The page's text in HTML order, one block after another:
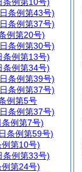
条例第43号)
条例第37号)
例第20号)
条例第30号)
条例第13号)
条例第34号)
条例第39号)
条例第37号)
例第5号
条例第37号)
例第7号)
条例第59号)
第10号)
条例第33号)
第24号)